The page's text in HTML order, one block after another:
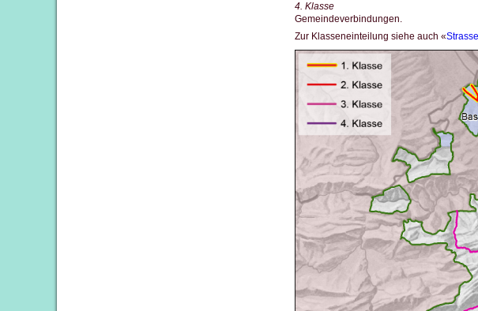
4. Klasse
Gemeindeverbindungen.
Zur Klasseneinteilung siehe auch «